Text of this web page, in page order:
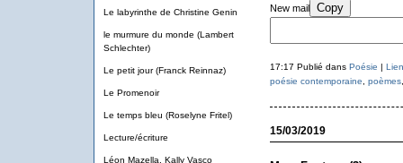
Le labyrinthe de Christine Genin
le murmure du monde (Lambert
Schlechter)
Le petit jour (Franck Reinnaz)
Le Promenoir
Le temps bleu (Roselyne Fritel)
Lecture/écriture
Léon Mazella, Kally Vasco
New mail
Copy
17:17 Publié dans Poésie |
poésie contemporaine
poèmes
15/03/2019